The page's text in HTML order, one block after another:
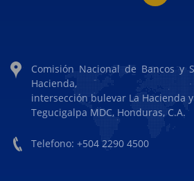
Comisión Nacional de Bancos y
Hacienda,
intersección bulevar La Hacienda
Tegucigalpa MDC, Honduras, C.A.
Telefono: +504 2290 4500